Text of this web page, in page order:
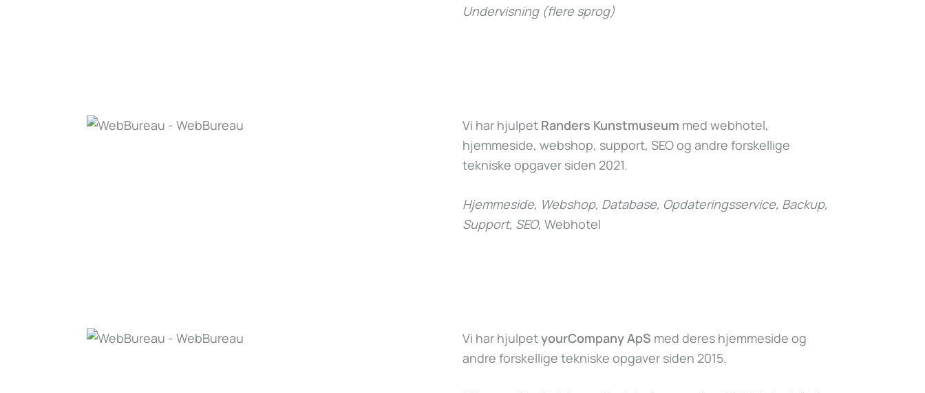
Undervisning (flere sprog)
Vi har hjulpet Randers Kunstmuseum med webhotel,
hjemmeside, webshop, support, SEO og andre forskellige
tekniske opgaver siden 2021.
Hjemmeside, Webshop, Database, Opdateringsservice, Backup,
Support, SEO, Webhotel
Vi har hjulpetyourCompany ApS med deres hjemmeside og
andre forskellige tekniske opgaver siden 2015.